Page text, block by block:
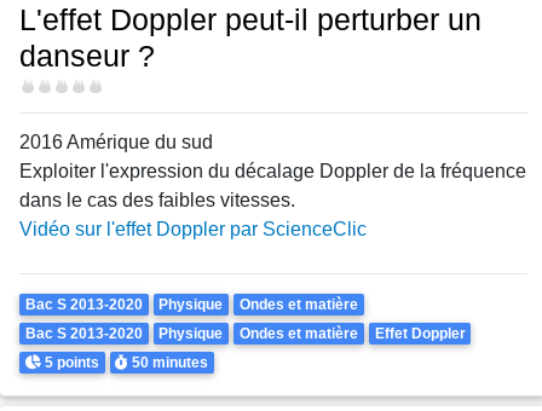
L'effet Doppler peut-il perturber un
danseur ?
Difficulté
2016 Amérique du sud
Exploiter l'expression du décalage Doppler de la fréquence
dans le cas des faibles vitesses.
Vidéo sur l'effet Doppler par ScienceClic
Theme
Bac S 2013-2020 Physique
Ondes et matière
Bac S 2013-2020
Physique Ondes et matière Effet Doppler
Points
5 points Durée
50 minutes